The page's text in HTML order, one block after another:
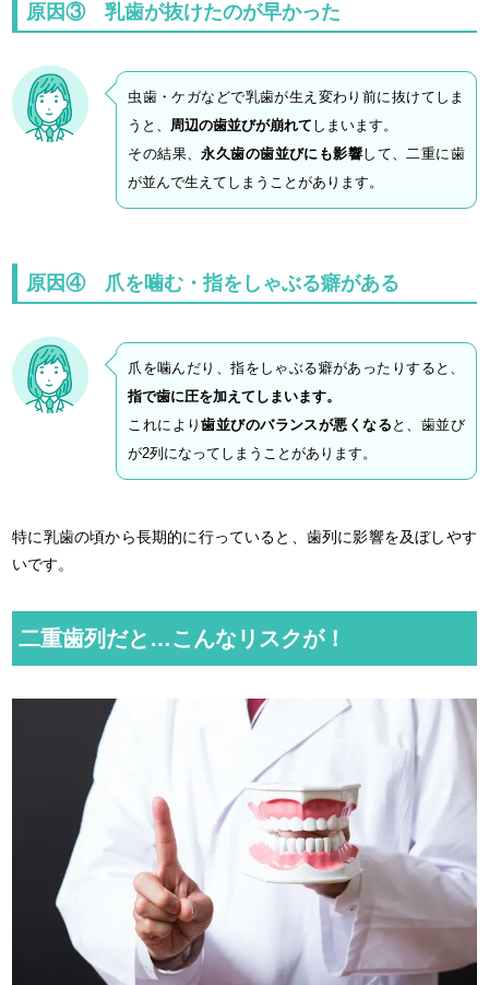
原因③ 乳歯が抜けたのが早かった
虫歯・ケガなどで乳歯が生え変わり前に抜けてしま
うと、 周辺の歯並びが崩れて しまいます。
その結果、永久歯の歯並びにも影響して、二重に歯
が並んで生えてしまうことがあります。
原因④ 爪を噛む・指をしゃぶる癖がある
爪を噛んだり、指をしゃぶる癖があったりすると、
指で歯に圧を加えてしまいます。
これにより歯並びのバランスが悪くなる と、歯並び
が2列になってしまうことがあります。
特に乳歯の頃から長期的に行っていると、歯列に影響を及ぼしやす
いです。
二重歯列だと…こんなリスクが！